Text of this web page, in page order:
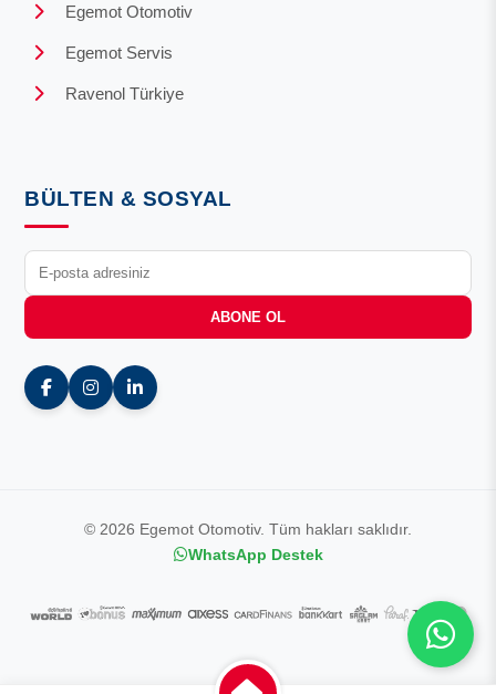
Egemot Otomotiv
Egemot Servis
Ravenol Türkiye
BÜLTEN & SOSYAL
ABONE OL
© 2026 Egemot Otomotiv. Tüm hakları saklıdır.
WhatsApp Destek